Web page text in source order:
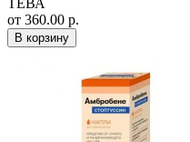
от 360.00 р.
В корзину